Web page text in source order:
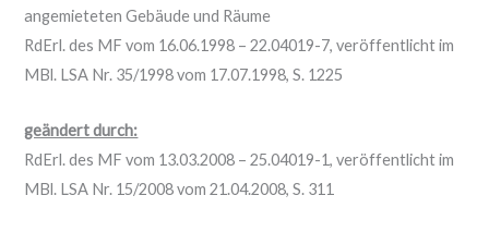
angemieteten Gebäude und Räume
RdErl. des MF vom 16.06.1998 – 22.04019-7, veröffentlicht im
MBl. LSA Nr. 35/1998 vom 17.07.1998, S. 1225
geändert durch:
RdErl. des MF vom 13.03.2008 – 25.04019-1, veröffentlicht im
MBl. LSA Nr. 15/2008 vom 21.04.2008, S. 311